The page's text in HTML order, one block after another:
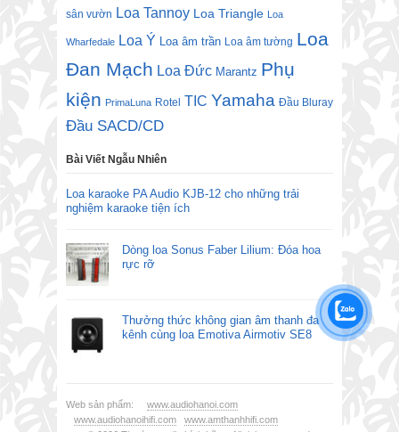
sân vườn Loa Tannoy Loa Triangle Loa
Wharfedale Loa Ý Loa âm trần Loa âm tường Loa
Đan Mạch Loa Đức Marantz Phụ
kiện PrimaLuna Rotel TIC Yamaha Đầu Bluray
Đầu SACD/CD
Bài Viết Ngẫu Nhiên
Loa karaoke PA Audio KJB-12 cho những trải
nghiệm karaoke tiện ích
Dòng loa Sonus Faber Lilium: Đóa hoa
rực rỡ
Thưởng thức không gian âm thanh đa
kênh cùng loa Emotiva Airmotiv SE8
Web sản phẩm: www.audiohanoi.com
www.audiohanoihifi.com
www.amthanhhifi.com